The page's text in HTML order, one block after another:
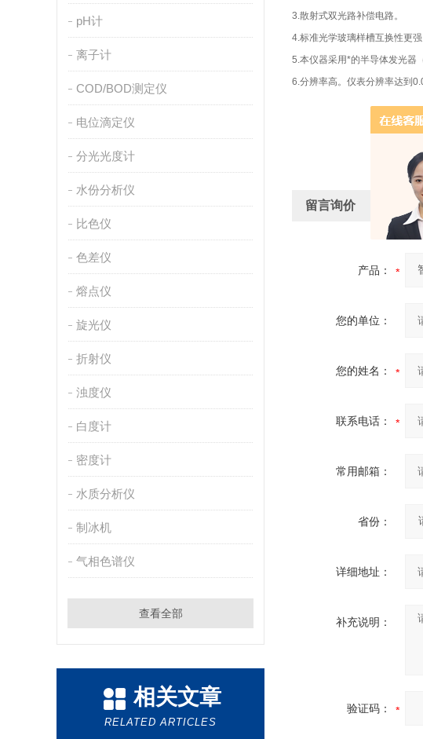
pH计
离子计
COD/BOD测定仪
电位滴定仪
分光光度计
水份分析仪
比色仪
色差仪
熔点仪
旋光仪
折射仪
浊度仪
白度计
密度计
水质分析仪
制冰机
气相色谱仪
查看全部
相关文章
RELATED ARTICLES
3.散射式双光路补偿电路。
4.标准光学玻璃样槽互换性更强
5.本仪器采用*的半导体发光器
6.分辨率高。仪表分辨率达到
留言询价
产品：
您的单位：
您的姓名：
联系电话：
常用邮箱：
省份：
详细地址：
补充说明：
验证码：